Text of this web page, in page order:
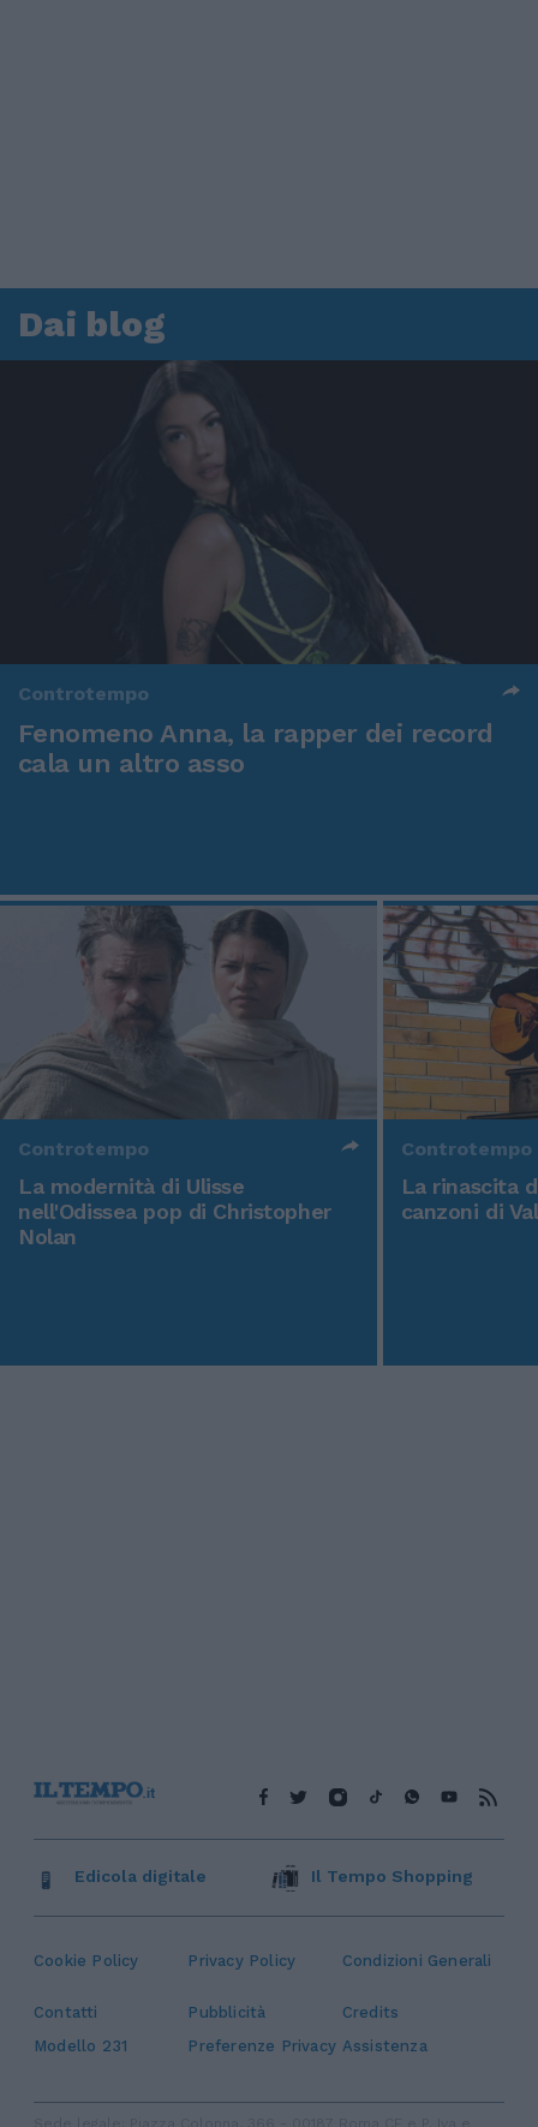
Dai blog
Controtempo
Fenomeno Anna, la rapper dei record
cala un altro asso
Controtempo
La modernità di Ulisse
nell'Odissea pop di Christopher
Nolan
Controtempo
La rinascita
canzoni di
Cookie Policy Privacy Policy Condizioni Generali
Contatti Pubblicità
Credits
Modello 231
Preferenze Privacy Assistenza
Edicola digitale Il Tempo Shopping